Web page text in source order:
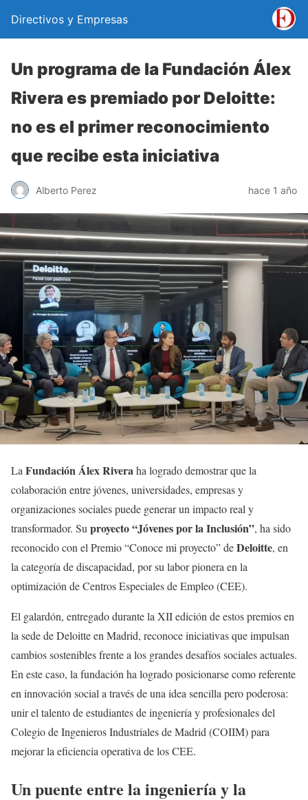
Directivos y Empresas
Un programa de la Fundación Álex
Rivera es premiado por Deloitte:
no es el primer reconocimiento
que recibe esta iniciativa
Alberto Perez hace 1 año
La Fundación Álex Riveraha logrado demostrar que la
colaboración entre jóvenes, universidades, empresas y
organizaciones sociales puede generar un impacto real y
transformador. Su proyecto “Jóvenes por la Inclusión”, ha sido
reconocido con el Premio “Conoce mi proyecto” deDeloitte, en
la categoría de discapacidad, por su labor pionera en la
optimización de Centros Especiales de Empleo (CEE).
El galardón, entregado durante la XII edición de estos premios en
la sede de Deloitte en Madrid, reconoce iniciativas que impulsan
cambios sostenibles frente a los grandes desafíos sociales actuales.
En este caso, la fundación ha logrado posicionarse como referente
en innovación social a través de una idea sencilla pero poderosa:
unir el talento de estudiantes de ingeniería y profesionales del
Colegio de Ingenieros Industriales de Madrid (COIIM) para
mejorar la eficiencia operativa de los CEE.
Un puente entre la ingeniería y la